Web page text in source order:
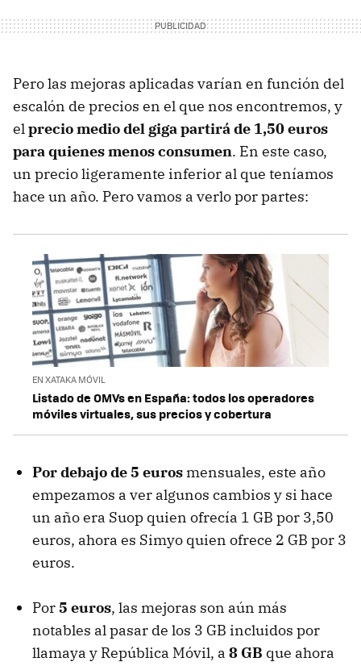
Pero las mejoras aplicadas varían en función del
escalón de precios en el que nos encontremos, y
elprecio medio del giga partirá de 1,50 euros
para quienes menos consumen. En este caso,
un precio ligeramente inferior al que teníamos
hace un año. Pero vamos a verlo por partes:
EN XATAKA MÓVIL
Listado de OMVs en España: todos los operadores
móviles virtuales, sus precios y cobertura
Por debajo de 5 euros mensuales, este año
empezamos a ver algunos cambios y si hace
un año era Suop quien ofrecía 1 GB por 3,50
euros, ahora es Simyo quien ofrece 2 GB por 3
euros.
Por5 euros, las mejoras son aún más
notables al pasar de los 3 GB incluidos por
llamaya y República Móvil, a 8 GB que ahora